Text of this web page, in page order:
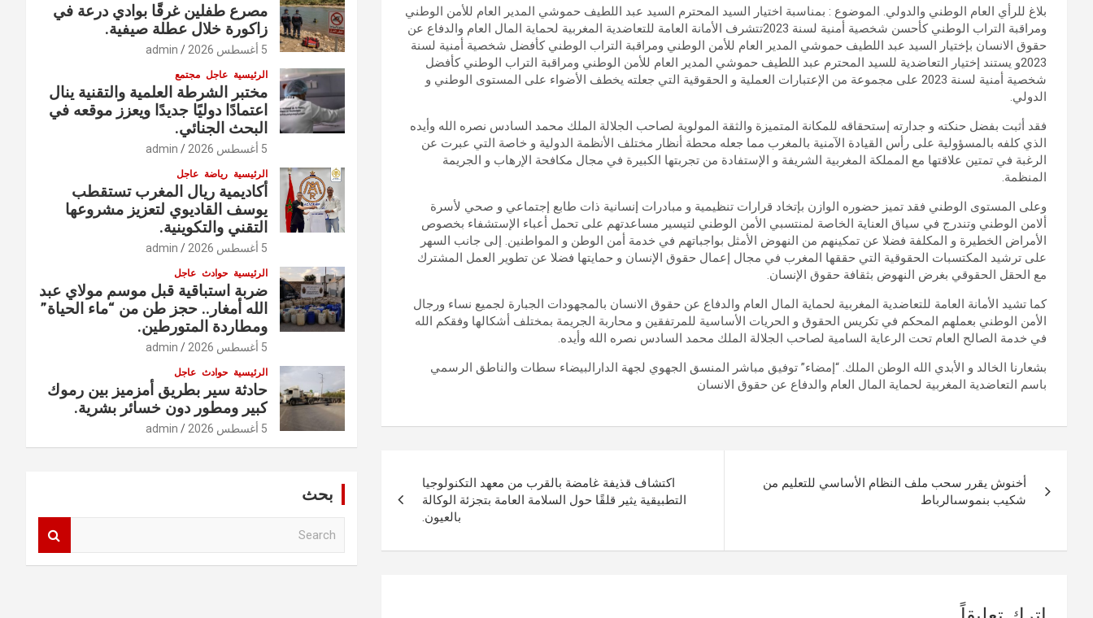
بلاغ للرأي العام الوطني والدولي. الموضوع : بمناسبة اختيار السيد المحترم السيد عبد اللطيف حموشي المدير العام للأمن الوطني
ومراقبة التراب الوطني كأحسن شخصية أمنية لسنة 2023تتشرف الأمانة العامة للتعاضدية المغربية لحماية المال العام والدفاع عن
حقوق الانسان بإختيار السيد عبد اللطيف حموشي المدير العام للأمن الوطني ومراقبة التراب الوطني كأفضل شخصية أمنية لسنة
2023و يستند إختيار التعاضدية للسيد المحترم عبد اللطيف حموشي المدير العام للأمن الوطني ومراقبة التراب الوطني كأفضل
شخصية أمنية لسنة 2023 على مجموعة من الإعتبارات العملية و الحقوقية التي جعلته يخطف الأضواء على المستوى الوطني و
الدولي.
فقد أثبت بفضل حنكته و جدارته إستحقاقه للمكانة المتميزة والثقة المولوية لصاحب الجلالة الملك محمد السادس نصره الله وأيده
الذي كلفه بالمسؤولية على رأس القيادة الآمنية بالمغرب مما جعله محطة أنظار مختلف الأنظمة الدولية و خاصة التي عبرت عن
الرغبة في تمتين علاقتها مع المملكة المغربية الشريفة و الإستفادة من تجربتها الكبيرة في مجال مكافحة الإرهاب و الجريمة
المنظمة.
وعلى المستوى الوطني فقد تميز حضوره الوازن بإتخاد قرارات تنظيمية و مبادرات إنسانية ذات طابع إجتماعي و صحي لأسرة
ألامن الوطني وتندرج في سياق العناية الخاصة لمنتسبي الأمن الوطني لتيسير مساعدتهم على تحمل أعباء الإستشفاء بخصوص
الأمراض الخطيرة و المكلفة فضلا عن تمكينهم من النهوض الأمثل بواجباتهم في خدمة أمن الوطن و المواطنين. إلى جانب السهر
على ترشيد المكتسبات الحقوقية التي حققها المغرب في مجال إعمال حقوق الإنسان و حمايتها فضلا عن تطوير العمل المشترك
مع الحقل الحقوقي بغرض النهوض بثقافة حقوق الإنسان.
كما تشيد الأمانة العامة للتعاضدية المغربية لحماية المال العام والدفاع عن حقوق الانسان بالمجهودات الجبارة لجميع نساء ورجال
الأمن الوطني بعملهم المحكم في تكريس الحقوق و الحريات الأساسية للمرتفقين و محاربة الجريمة بمختلف أشكالها وفقكم الله
في خدمة الصالح العام تحت الرعاية السامية لصاحب الجلالة الملك محمد السادس نصره الله وأيده.
بشعارنا الخالد و الأبدي الله الوطن الملك. “إمضاء” توفيق مباشر المنسق الجهوي لجهة الدارالبيضاء سطات والناطق الرسمي
باسم التعاضدية المغربية لحماية المال العام والدفاع عن حقوق الانسان
المقالات
أخنوش يقرر سحب ملف النظام الأساسي للتعليم من
شكيب بنموسىالرباط
اكتشاف قذيفة غامضة بالقرب من معهد التكنولوجيا
التطبيقية يثير قلقًا حول السلامة العامة بتجزئة الوكالة
بالعيون.
مصرع طفلين غرقًا بوادي درعة في
زاكورة خلال عطلة صيفية.
5 أغسطس 2026 admin
الرئيسية عاجل مجتمع
مختبر الشرطة العلمية والتقنية ينال
اعتمادًا دوليًا جديدًا ويعزز موقعه في
البحث الجنائي.
5 أغسطس 2026 admin
الرئيسية رياضة عاجل
أكاديمية ريال المغرب تستقطب
يوسف القاديوي لتعزيز مشروعها
التقني والتكوينية.
5 أغسطس 2026 admin
الرئيسية حوادث عاجل
ضربة استباقية قبل موسم مولاي عبد
الله أمغار.. حجز طن من “ماء الحياة”
ومطاردة المتورطين.
5 أغسطس 2026 admin
الرئيسية حوادث عاجل
حادثة سير بطريق أمزميز بين رموك
كبير ومطور دون خسائر بشرية.
5 أغسطس 2026 admin
بحث